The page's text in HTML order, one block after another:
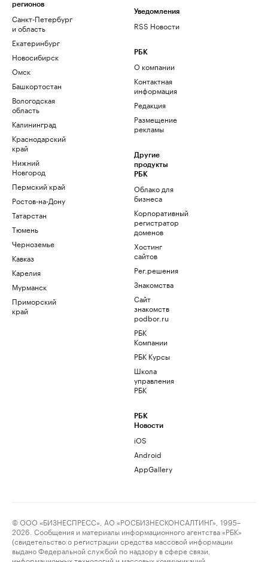
регионов
Санкт-Петербург
и область
Екатеринбург
Новосибирск
Омск
Башкортостан
Вологодская
область
Калининград
Краснодарский
край
Нижний
Новгород
Пермский край
Ростов-на-Дону
Татарстан
Тюмень
Черноземье
Кавказ
Карелия
Мурманск
Приморский
край
Уведомления
RSS Новости
РБК
О компании
Контактная
информация
Редакция
Размещение
рекламы
Другие
продукты
РБК
Облако для
бизнеса
Корпоративный
регистратор
доменов
Хостинг
сайтов
Рег.решения
Знакомства
Сайт
знакомств
podbor.ru
РБК
Компании
РБК Курсы
Школа
управления
РБК
РБК
Новости
iOS
Android
AppGallery
© ООО «БИЗНЕСПРЕСС», АО «РОСБИЗНЕСКОНСАЛТИНГ», 1995–
2026. Сообщения и материалы информационного агентства «РБК»
(свидетельство о регистрации средства массовой информации
выдано Федеральной службой по надзору в сфере связи,